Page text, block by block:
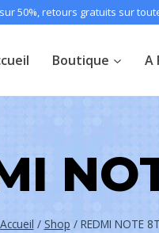
50%, retours gratuits sur
Boutique A
Accueil / Shop / REDMI NOTE 8T